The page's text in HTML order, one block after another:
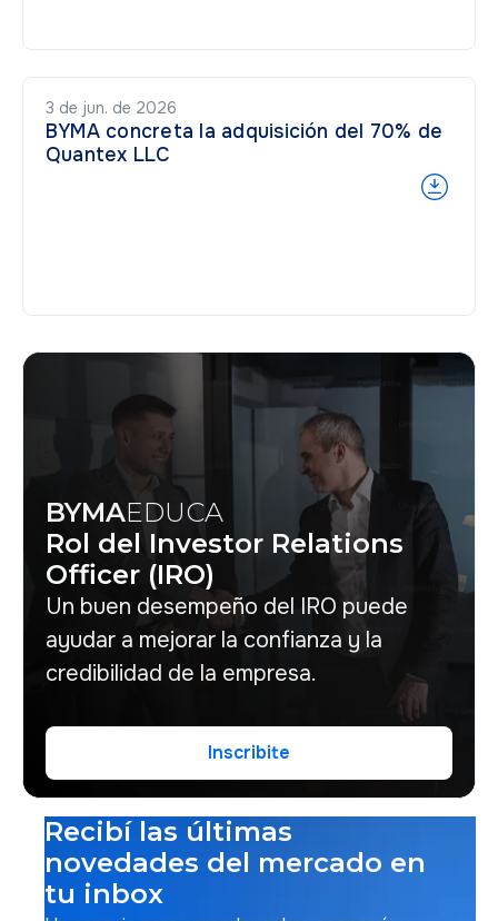
3 de jun. de 2026
BYMA concreta la adquisición del 70% de
Quantex LLC
BYMAEDUCA
Rol del Investor Relations
Officer (IRO)
Un buen desempeño del IRO puede
ayudar a mejorar la confianza y la
credibilidad de la empresa.
Inscribite
Recibí las últimas
novedades del mercado en
tu inbox